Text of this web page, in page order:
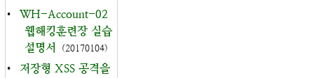
•
WH-Account-02
웹해킹훈련장 실습
설명서
(20170104)
•
저장형 XSS 공격을